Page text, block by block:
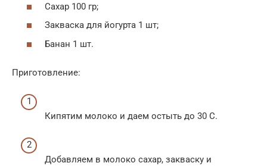
Сахар 100 гр;
Закваска для йогурта 1 шт;
Банан 1 шт.
Приготовление:
Кипятим молоко и даем остыть до 30 С.
Добавляем в молоко сахар, закваску и